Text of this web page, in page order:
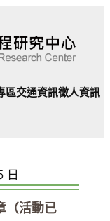
區交通資訊徵人資訊
日
（活動已